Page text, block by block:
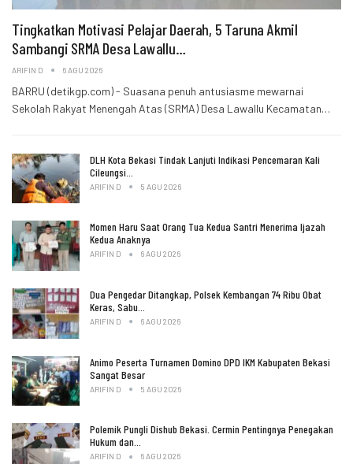
Tingkatkan Motivasi Pelajar Daerah, 5 Taruna Akmil
Sambangi SRMA Desa Lawallu…
ARIFIN D 6 AGU 2026
BARRU (detikgp.com) - Suasana penuh antusiasme mewarnai
Sekolah Rakyat Menengah Atas (SRMA) Desa Lawallu Kecamatan…
DLH Kota Bekasi Tindak Lanjuti Indikasi Pencemaran Kali
Cileungsi…
ARIFIN D 5 AGU 2026
Momen Haru Saat Orang Tua Kedua Santri Menerima Ijazah
Kedua Anaknya
ARIFIN D 6 AGU 2026
Dua Pengedar Ditangkap, Polsek Kembangan 74 Ribu Obat
Keras, Sabu…
ARIFIN D 6 AGU 2026
Animo Peserta Turnamen Domino DPD IKM Kabupaten Bekasi
Sangat Besar
ARIFIN D 5 AGU 2026
Polemik Pungli Dishub Bekasi. Cermin Pentingnya Penegakan
Hukum dan…
ARIFIN D 6 AGU 2026